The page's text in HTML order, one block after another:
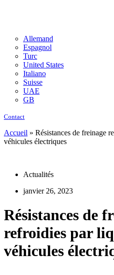
Allemand
Espagnol
Turc
United States
Italiano
Suisse
UAE
GB
Contact
Accueil » Résistances de freinage
véhicules électriques
Actualités
janvier 26, 2023
Résistances de
refroidies par
véhicules